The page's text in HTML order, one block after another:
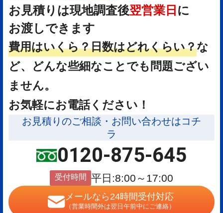
お見積りは現地調査後翌営業日 に
お渡しできます
費用はいくら？日数はどれくらい？な
ど、どんな些細なことでも問題ござい
ません。
お気軽にお電話ください！
お見積りのご相談・お問い合わせはコチ
ラ
0120-875-645
受付時間 平日:8:00～17:00
メールなら24時間受付対応
（営業時間外は翌日午前中にご連絡）